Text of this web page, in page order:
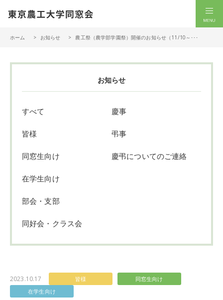
ホーム お知らせ 農工祭（農学部学園祭）開催のお知らせ（11/10～･･･
お知らせ
すべて
皆様
同窓生向け
在学生向け
部会・支部
同好会・クラス会
慶事
弔事
慶弔についてのご連絡
2023.10.17 皆様
同窓生向け
在学生向け